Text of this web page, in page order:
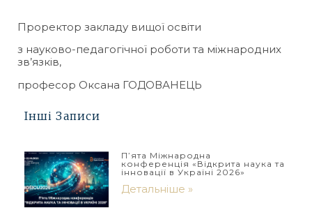
Проректор закладу вищої освіти
з науково-педагогічної роботи та міжнародних
зв’язків,
професор Оксана ГОДОВАНЕЦЬ
Інші Записи
П’ята Міжнародна
конференція «Відкрита наука та
інновації в Україні 2026»
Детальніше »